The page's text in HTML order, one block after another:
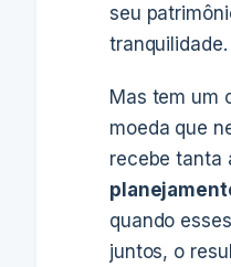
seu
tranquilidade.
Mas tem um
moeda que
recebe tanta
quando
juntos, o